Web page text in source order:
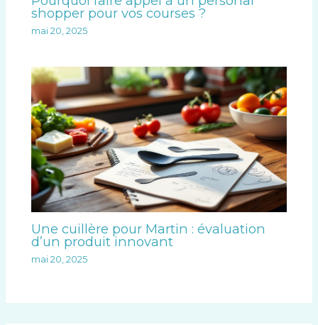
shopper pour vos courses ?
mai 20, 2025
Une cuillère pour Martin : évaluation
d’un produit innovant
mai 20, 2025